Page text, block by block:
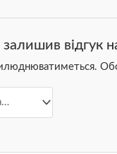
відгук